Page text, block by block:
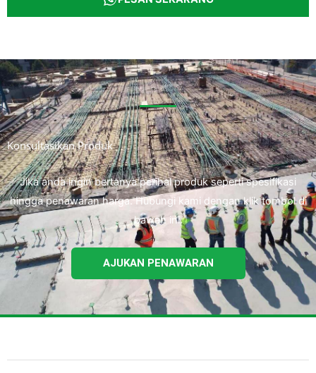
Konsultasikan Produk
Jika anda ingin bertanya perihal produk seperti spesifikasi
hingga penawaran harga. Hubungi kami dengan klik tombol di
bawah ini.
AJUKAN PENAWARAN